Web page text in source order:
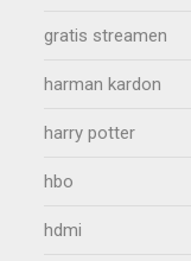
gratis streamen
harman kardon
harry potter
hbo
hdmi